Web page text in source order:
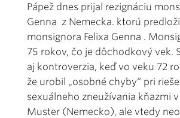
Pápež dnes prijal rezignáciu
Genna z Nemecka. ktorú
monsignora Felixa Genna .
75 rokov, čo je dôchodkový vek.
aj kontroverzia, keď vo veku 72
že urobil „osobné chyby“ pri
sexuálneho zneužívania kňazmi
Muster (Nemecko), ale vtedy